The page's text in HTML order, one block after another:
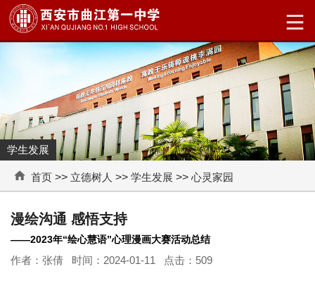
学生发展
首页 >> 立德树人 >> 学生发展 >> 心灵家园
漫绘沟通 感悟支持
——2023年“绘心慧语”心理漫画大赛活动总结
作者：张倩 时间：2024-01-11 点击： 509